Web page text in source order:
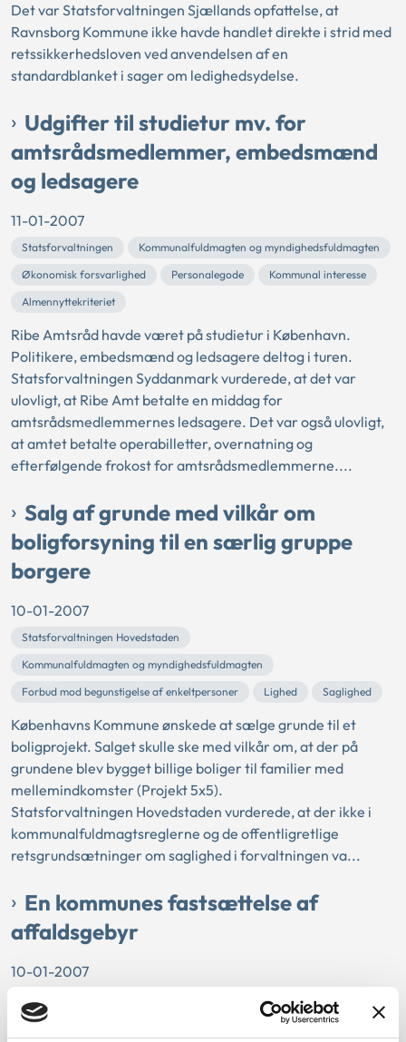
Det var Statsforvaltningen Sjællands opfattelse, at
Ravnsborg Kommune ikke havde handlet direkte i strid med
retssikkerhedsloven ved anvendelsen af en
standardblanket i sager om ledighedsydelse.
Udgifter til studietur mv. for
amtsrådsmedlemmer, embedsmænd
og ledsagere
11-01-2007
Statsforvaltningen
Kommunalfuldmagten og myndighedsfuldmagten
Økonomisk forsvarlighed
Personalegode
Kommunal interesse
Almennyttekriteriet
Ribe Amtsråd havde været på studietur i København.
Politikere, embedsmænd og ledsagere deltog i turen.
Statsforvaltningen Syddanmark vurderede, at det var
ulovligt, at Ribe Amt betalte en middag for
amtsrådsmedlemmernes ledsagere. Det var også ulovligt,
at amtet betalte operabilletter, overnatning og
efterfølgende frokost for amtsrådsmedlemmerne....
Salg af grunde med vilkår om
boligforsyning til en særlig gruppe
borgere
10-01-2007
Statsforvaltningen Hovedstaden
Kommunalfuldmagten og myndighedsfuldmagten
Forbud mod begunstigelse af enkeltpersoner
Lighed Saglighed
Københavns Kommune ønskede at sælge grunde til et
boligprojekt. Salget skulle ske med vilkår om, at der på
grundene blev bygget billige boliger til familier med
mellemindkomster (Projekt 5x5).
Statsforvaltningen Hovedstaden vurderede, at der ikke i
kommunalfuldmagtsreglerne og de offentligretlige
retsgrundsætninger om saglighed i forvaltningen va...
En kommunes fastsættelse af
affaldsgebyr
10-01-2007
Sektorlovgivningen
Tilsyn - miljø
Affaldslovgivning